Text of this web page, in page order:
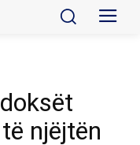
njëjtën